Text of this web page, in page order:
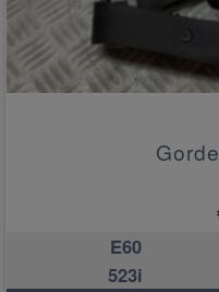
E60
523i